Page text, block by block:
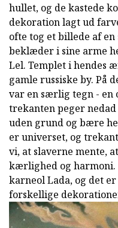
hullet, og de kastede
dekoration lagt ud
ofte tog et billede af
beklæder i sine arme
Lel. Templet i hendes
gamle russiske by. På
var en særlig tegn -
trekanten peger
uden grund og bære
er universet, og
vi, at slaverne mente,
kærlighed og harmoni.
karneol Lada, og det
forskellige